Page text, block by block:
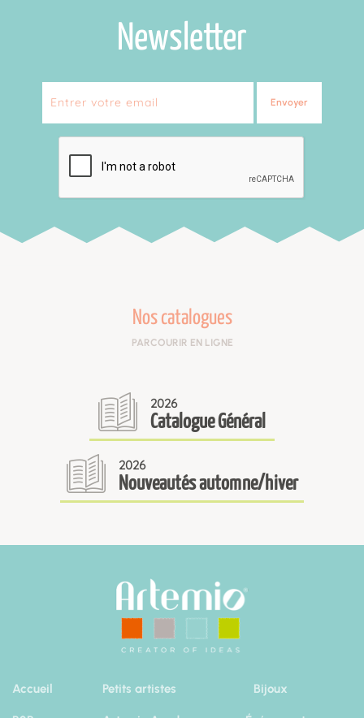
Newsletter
Envoyer
Nos catalogues
PARCOURIR EN LIGNE
2026
Catalogue Général
2026
Nouveautés automne/hiver
Accueil Petits artistes Bijoux